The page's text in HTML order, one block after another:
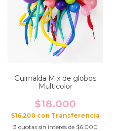
Guirnalda Mix de globos
Multicolor
$18.000
$16.200 con
3 cuotas sin interés de $6.000